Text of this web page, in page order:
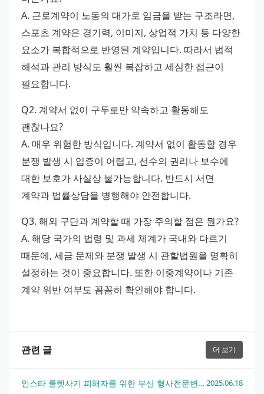
A. 근로계약이 노동의 대가로 임금을 받는 구조라면,
스포츠 계약은 경기력, 이미지, 상업적 가치 등 다양한
요소가 복합적으로 반영된 계약입니다. 따라서 법적
해석과 관리 방식도 훨씬 복잡하고 세심한 접근이
필요합니다.
Q2. 계약서 없이 구두로만 약속하고 활동해도
괜찮나요?
A. 매우 위험한 방식입니다. 계약서 없이 활동할 경우
분쟁 발생 시 입증이 어렵고, 선수의 권리나 보수에
대한 보호가 사실상 불가능합니다. 반드시 서면
계약과 법률상담을 병행해야 안전합니다.
Q3. 해외 구단과 계약할 때 가장 주의할 점은 뭔가요?
A. 해당 국가의 법령 및 과세 체계가 국내와 다르기
때문에, 세금 문제와 분쟁 발생 시 관할법원을 명확히
설정하는 것이 중요합니다. 또한 이중계약이나 기존
계약 위반 여부도 꼼꼼히 확인해야 합니다.
관련 글 더 보기
인스타 룰렛사기 피해자를 위한 부산 형사전문변호사 완벽 대응법 2025.06.18